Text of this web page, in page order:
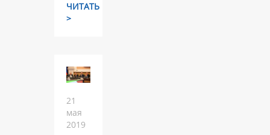
ЧИТАТЬ
>
21
мая
2019